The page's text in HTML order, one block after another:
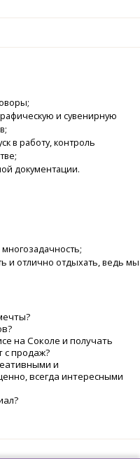
и сувенирную
в работу, контроль
документации.
и отлично отдыхать, ведь мы
на Соколе и получать
с продаж?
и
всегда интересными